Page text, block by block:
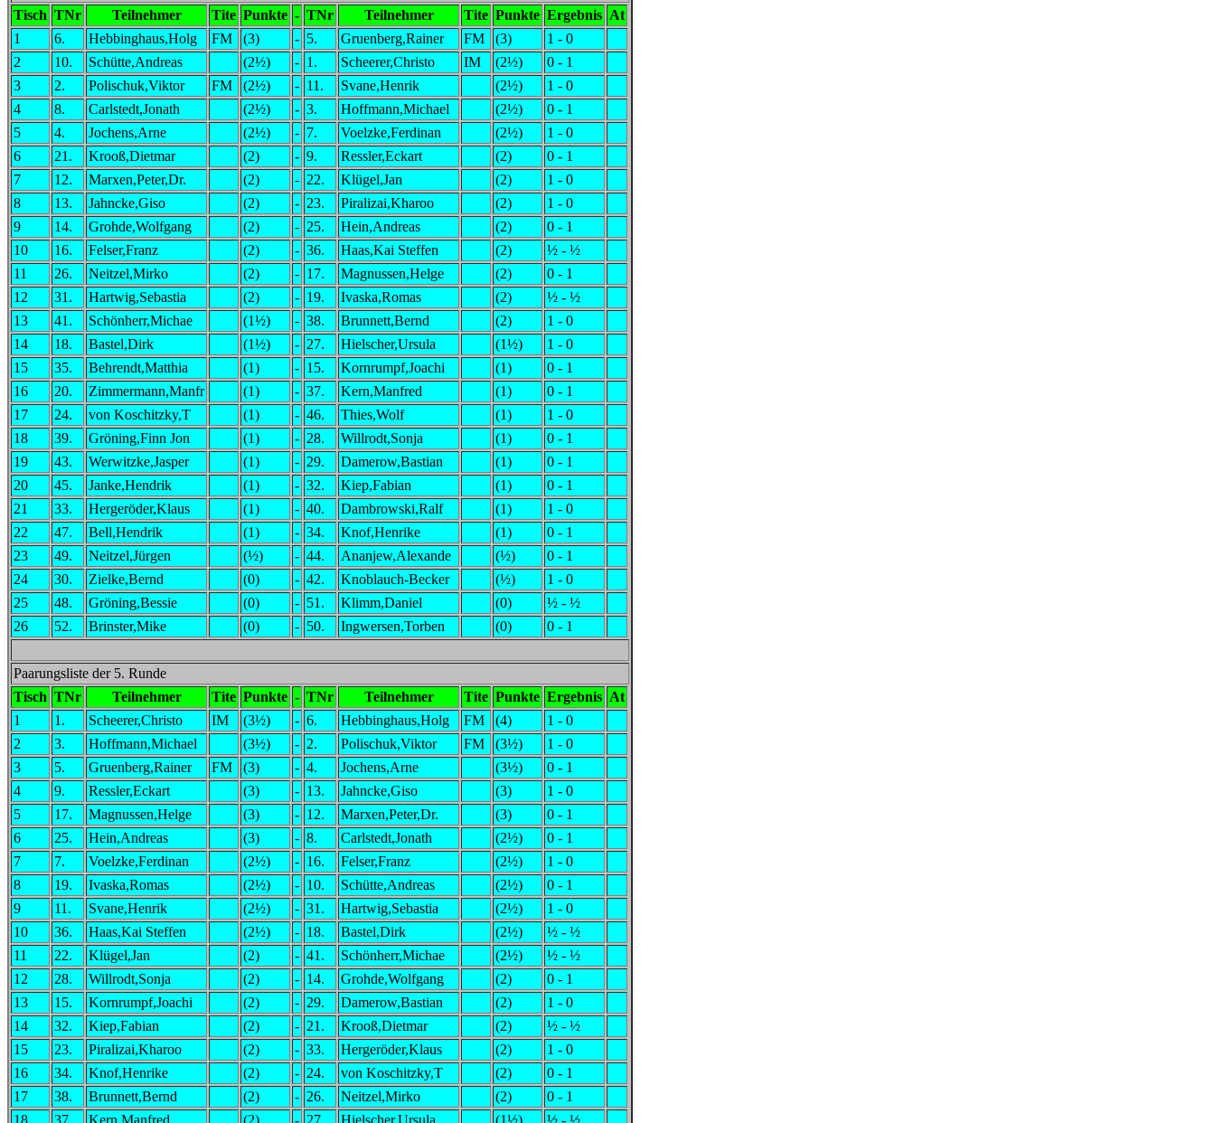
Tisch TNr Teilnehmer Tite Punkte - TNr Teilnehmer Tite Punkte Ergebnis At
1
6. Hebbinghaus,Holg FM (3) - 5. Gruenberg,Rainer FM (3)
1 - 0
2
10. Schütte,Andreas (2½) - 1. Scheerer,Christo IM (2½)
0 - 1
3
2. Polischuk,Viktor FM (2½) - 11. Svane,Henrik (2½)
1 - 0
4
8. Carlstedt,Jonath (2½) - 3. Hoffmann,Michael (2½)
0 - 1
5
4. Jochens,Arne (2½) - 7. Voelzke,Ferdinan (2½)
1 - 0
6
21. Krooß,Dietmar (2) - 9. Ressler,Eckart (2)
0 - 1
7
12. Marxen,Peter,Dr. (2) - 22. Klügel,Jan (2)
1 - 0
8
13. Jahncke,Giso (2) - 23. Piralizai,Kharoo (2)
1 - 0
9
14. Grohde,Wolfgang (2) - 25. Hein,Andreas (2)
0 - 1
10
16. Felser,Franz (2) - 36. Haas,Kai Steffen (2)
½ - ½
11
26. Neitzel,Mirko (2) - 17. Magnussen,Helge (2)
0 - 1
12
31. Hartwig,Sebastia (2) - 19. Ivaska,Romas (2)
½ - ½
13
41. Schönherr,Michae (1½) - 38. Brunnett,Bernd (2)
1 - 0
14
18. Bastel,Dirk (1½) - 27. Hielscher,Ursula (1½)
1 - 0
15
35. Behrendt,Matthia (1) - 15. Kornrumpf,Joachi (1)
0 - 1
16
20. Zimmermann,Manfr (1) - 37. Kern,Manfred (1)
0 - 1
17
24. von Koschitzky,T (1) - 46. Thies,Wolf (1)
1 - 0
18
39. Gröning,Finn Jon (1) - 28. Willrodt,Sonja (1)
0 - 1
19
43. Werwitzke,Jasper (1) - 29. Damerow,Bastian (1)
0 - 1
20
45. Janke,Hendrik (1) - 32. Kiep,Fabian (1)
0 - 1
21
33. Hergeröder,Klaus (1) - 40. Dambrowski,Ralf (1)
1 - 0
22
47. Bell,Hendrik (1) - 34. Knof,Henrike (1)
0 - 1
23
49. Neitzel,Jürgen (½) - 44. Ananjew,Alexande (½)
0 - 1
24
30. Zielke,Bernd (0) - 42. Knoblauch-Becker (½)
1 - 0
25
48. Gröning,Bessie (0) - 51. Klimm,Daniel (0)
½ - ½
26
52. Brinster,Mike (0) - 50. Ingwersen,Torben (0) 0 - 1
Paarungsliste der 5. Runde
Tisch TNr Teilnehmer Tite Punkte - TNr Teilnehmer Tite Punkte Ergebnis At
1
1. Scheerer,Christo IM (3½) - 6. Hebbinghaus,Holg FM (4)
1 - 0
2
3. Hoffmann,Michael (3½) - 2. Polischuk,Viktor FM (3½)
1 - 0
3
5. Gruenberg,Rainer FM (3) - 4. Jochens,Arne (3½)
0 - 1
4
9. Ressler,Eckart (3) - 13. Jahncke,Giso (3)
1 - 0
5
17. Magnussen,Helge (3) - 12. Marxen,Peter,Dr. (3)
0 - 1
6
25. Hein,Andreas (3) - 8. Carlstedt,Jonath (2½)
0 - 1
7
7. Voelzke,Ferdinan (2½) - 16. Felser,Franz (2½)
1 - 0
8
19. Ivaska,Romas (2½) - 10. Schütte,Andreas (2½)
0 - 1
9
11. Svane,Henrik (2½) - 31. Hartwig,Sebastia (2½)
1 - 0
10
36. Haas,Kai Steffen (2½) - 18. Bastel,Dirk (2½)
½ - ½
11
22. Klügel,Jan (2) - 41. Schönherr,Michae (2½)
½ - ½
12
28. Willrodt,Sonja (2) - 14. Grohde,Wolfgang (2)
0 - 1
13
15. Kornrumpf,Joachi (2) - 29. Damerow,Bastian (2)
1 - 0
14
32. Kiep,Fabian (2) - 21. Krooß,Dietmar (2)
½ - ½
15
23. Piralizai,Kharoo (2) - 33. Hergeröder,Klaus (2)
1 - 0
16
34. Knof,Henrike (2) - 24. von Koschitzky,T (2)
0 - 1
17
38. Brunnett,Bernd (2) - 26. Neitzel,Mirko (2)
0 - 1
18
37. Kern,Manfred (2) - 27. Hielscher,Ursula (1½) ½ - ½